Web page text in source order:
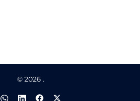
© 2026 .
https://wa.me/95138829
https://www.linkedin.com/
https://web.facebook.com/
https://twitter.com/